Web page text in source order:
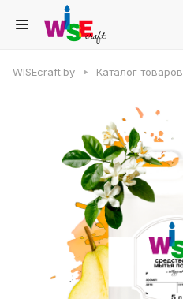
WISEcraft.by Каталог товаров